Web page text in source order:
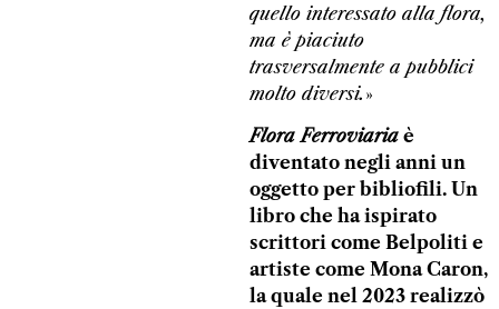
quello interessato alla flora,
ma è piaciuto
trasversalmente a pubblici
molto diversi. »
Flora Ferroviaria è
diventato negli anni un
oggetto per bibliofili. Un
libro che ha ispirato
scrittori come Belpoliti e
artiste come Mona Caron,
la quale nel 2023 realizzò